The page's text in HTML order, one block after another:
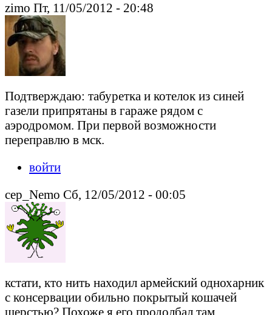
zimo Пт, 11/05/2012 - 20:48
Подтверждаю: табуретка и котелок из синей
газели припрятаны в гараже рядом с
аэродромом. При первой возможности
переправлю в мск.
войти
cep_Nemo Сб, 12/05/2012 - 00:05
кстати, кто нить находил армейский однохарник
с консервации обильно покрытый кошачей
шерстью? Похоже я его продолбал там